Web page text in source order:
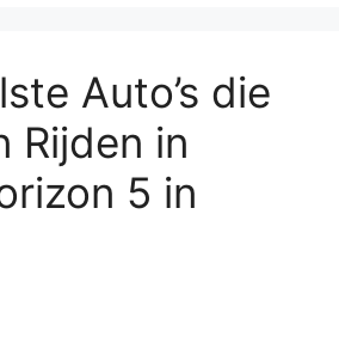
Auto’s die
Rijden in
5 in